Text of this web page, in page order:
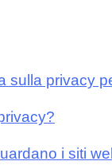
sulla privacy
i siti